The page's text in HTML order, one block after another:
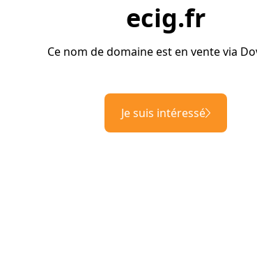
ecig.fr
Ce nom de domaine est en vente via
Je suis intéressé